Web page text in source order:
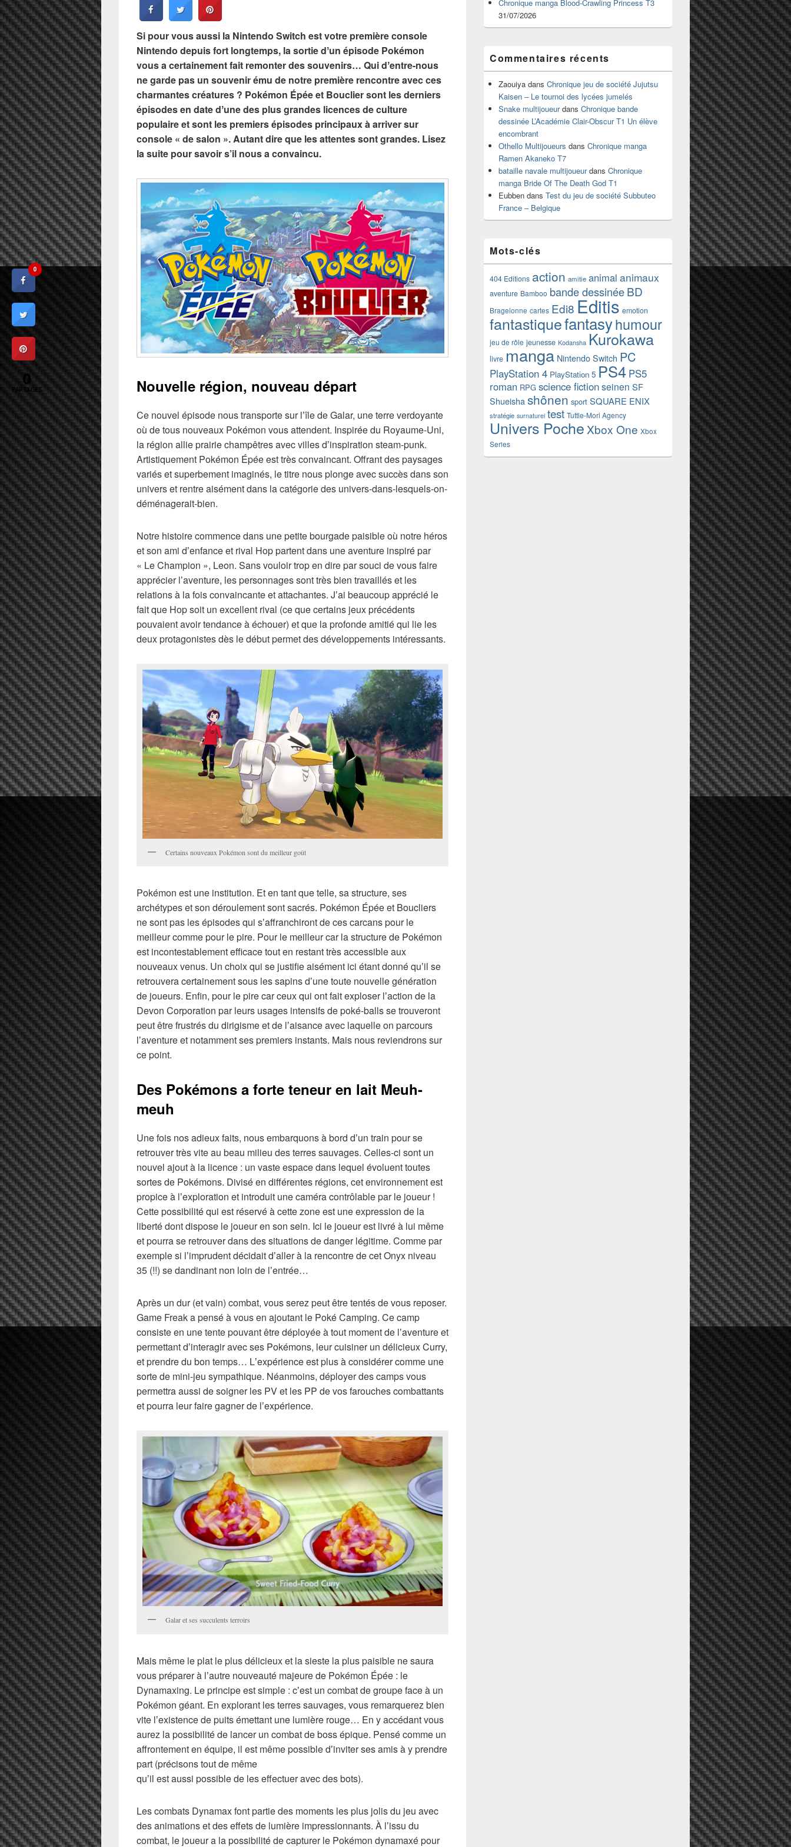
Si pour vous aussi la Nintendo Switch est votre première console
Nintendo depuis fort longtemps, la sortie dʼun épisode Pokémon
vous a certainement fait remonter des souvenirs… Qui dʼentre-nous
ne garde pas un souvenir ému de notre première rencontre avec ces
charmantes créatures ? Pokémon Épée et Bouclier sont les derniers
épisodes en date dʼune des plus grandes licences de culture
populaire et sont les premiers épisodes principaux à arriver sur
console « de salon ». Autant dire que les attentes sont grandes. Lisez
la suite pour savoir s’il nous a convaincu.
Nouvelle région, nouveau départ
Ce nouvel épisode nous transporte sur lʼîle de Galar, une terre verdoyante
où de tous nouveaux Pokémon vous attendent. Inspirée du Royaume-Uni,
la région allie prairie champêtres avec villes dʼinspiration steam-punk.
Artistiquement Pokémon Épée est très convaincant. Offrant des paysages
variés et superbement imaginés, le titre nous plonge avec succès dans son
univers et rentre aisément dans la catégorie des univers-dans-lesquels-on-
déménagerait-bien.
Notre histoire commence dans une petite bourgade paisible où notre héros
et son ami dʼenfance et rival Hop partent dans une aventure inspiré par
« Le Champion », Leon. Sans vouloir trop en dire par souci de vous faire
apprécier lʼaventure, les personnages sont très bien travaillés et les
relations à la fois convaincante et attachantes. Jʼai beaucoup apprécié le
fait que Hop soit un excellent rival (ce que certains jeux précédents
pouvaient avoir tendance à échouer) et que la profonde amitié qui lie les
deux protagonistes dès le début permet des développements intéressants.
Certains nouveaux Pokémon sont du meilleur goût
Pokémon est une institution. Et en tant que telle, sa structure, ses
archétypes et son déroulement sont sacrés. Pokémon Épée et Boucliers
ne sont pas les épisodes qui sʼaffranchiront de ces carcans pour le
meilleur comme pour le pire. Pour le meilleur car la structure de Pokémon
est incontestablement efficace tout en restant très accessible aux
nouveaux venus. Un choix qui se justifie aisément ici étant donné quʼil se
retrouvera certainement sous les sapins dʼune toute nouvelle génération
de joueurs. Enfin, pour le pire car ceux qui ont fait exploser lʼaction de la
Devon Corporation par leurs usages intensifs de poké-balls se trouveront
peut être frustrés du dirigisme et de lʼaisance avec laquelle on parcours
lʼaventure et notamment ses premiers instants. Mais nous reviendrons sur
ce point.
Des Pokémons a forte teneur en lait Meuh-
meuh
Une fois nos adieux faits, nous embarquons à bord dʼun train pour se
retrouver très vite au beau milieu des terres sauvages. Celles-ci sont un
nouvel ajout à la licence : un vaste espace dans lequel évoluent toutes
sortes de Pokémons. Divisé en différentes régions, cet environnement est
propice à lʼexploration et introduit une caméra contrôlable par le joueur !
Cette possibilité qui est réservé à cette zone est une expression de la
liberté dont dispose le joueur en son sein. Ici le joueur est livré à lui même
et pourra se retrouver dans des situations de danger légitime. Comme par
exemple si lʼimprudent décidait dʼaller à la rencontre de cet Onyx niveau
35 (!!) se dandinant non loin de lʼentrée…
Après un dur (et vain) combat, vous serez peut être tentés de vous reposer.
Game Freak a pensé à vous en ajoutant le Poké Camping. Ce camp
consiste en une tente pouvant être déployée à tout moment de lʼaventure et
permettant dʼinteragir avec ses Pokémons, leur cuisiner un délicieux Curry,
et prendre du bon temps… Lʼexpérience est plus à considérer comme une
sorte de mini-jeu sympathique. Néanmoins, déployer des camps vous
permettra aussi de soigner les PV et les PP de vos farouches combattants
et pourra leur faire gagner de lʼexpérience.
Galar et ses succulents terroirs
Mais même le plat le plus délicieux et la sieste la plus paisible ne saura
vous préparer à lʼautre nouveauté majeure de Pokémon Épée : le
Dynamaxing. Le principe est simple : cʼest un combat de groupe face à un
Pokémon géant. En explorant les terres sauvages, vous remarquerez bien
vite lʼexistence de puits émettant une lumière rouge… En y accédant vous
aurez la possibilité de lancer un combat de boss épique. Pensé comme un
affrontement en équipe, il est même possible dʼinviter ses amis à y prendre
part (précisons tout de même
quʼil est aussi possible de les effectuer avec des bots).
Les combats Dynamax font partie des moments les plus jolis du jeu avec
des animations et des effets de lumière impressionnants. À lʼissu du
combat, le joueur a la possibilité de capturer le Pokémon dynamaxé pour
Chronique manga Blood-Crawling Princess T3
31/07/2026
Commentaires récents
Zaouiya dans Chronique jeu de société Jujutsu
Kaisen – Le tournoi des lycées jumelés
Snake multijoueurdans Chronique bande
dessinée L’Académie Clair-Obscur T1 Un élève
encombrant
Othello Multijoueurs dans Chronique manga
Ramen Akaneko T7
bataille navale multijoueurdans Chronique
manga Bride Of The Death God T1
Eubben dans Test du jeu de société Subbuteo
France – Belgique
Mots-clés
404 Editions action amitie animal animaux
aventure Bamboo bande dessinéeBD
Bragelonne cartes Edi8 Editis emotion
fantastiquefantasyhumour
jeu de rôle jeunesse Kodansha Kurokawa
livre manga Nintendo Switch PC
PlayStation 4 PlayStation 5 PS4 PS5
roman RPG science fictionseinen SF
Shueisha shônen sport SQUARE ENIX
stratégie surnaturel test Tuttle-Mori Agency
Univers Poche Xbox One Xbox
Series
0
0
PARTAGES